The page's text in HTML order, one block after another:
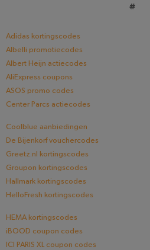
#
Adidas kortingscodes
Albelli promotiecodes
Albert Heijn actiecodes
AliExpress coupons
ASOS promo codes
Center Parcs actiecodes
Coolblue aanbiedingen
De Bijenkorf vouchercodes
Greetz.nl kortingscodes
Groupon kortingscodes
Hallmark kortingscodes
HelloFresh kortingscodes
HEMA kortingscodes
iBOOD coupon codes
ICI PARIS XL coupon codes